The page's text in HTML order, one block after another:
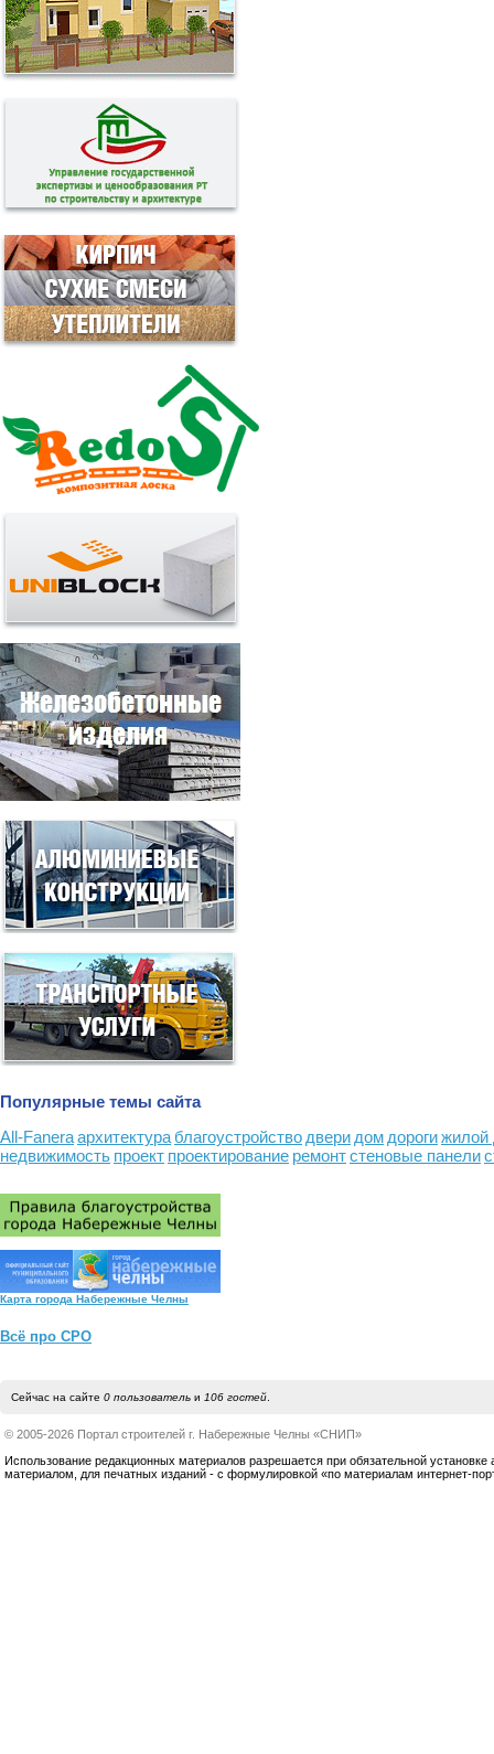
Популярные темы сайта
All-Faneraархитектура благоустройство двери дом дорогижилой
недвижимость проект проектирование ремонтстеновые панели
Карта города Набережные Челны
Всё про СРО
Сейчас на сайте 0 пользовательи 106 гостей.
© 2005-2026 Портал строителей г. Набережные Челны «СНИП»
Использование редакционных материалов разрешается при обязательной установке
материалом, для печатных изданий - с формулировкой «по материалам интернет-